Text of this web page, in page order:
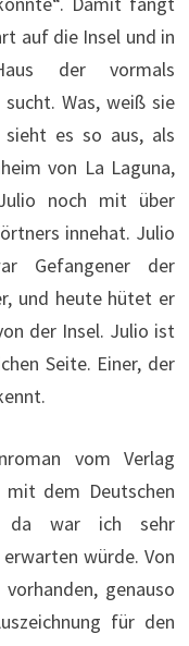
auf die Insel und in
der vormals
Was, weiß sie
es so aus, als
von La Laguna,
noch mit über
innehat. Julio
Gefangener der
und heute hütet er
der Insel. Julio ist
Seite. Einer, der
vom Verlag
dem Deutschen
da war ich sehr
würde. Von
genauso
für den